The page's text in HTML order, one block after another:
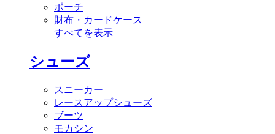
ポーチ
財布・カードケース
すべてを表示
シューズ
スニーカー
レースアップシューズ
ブーツ
モカシン